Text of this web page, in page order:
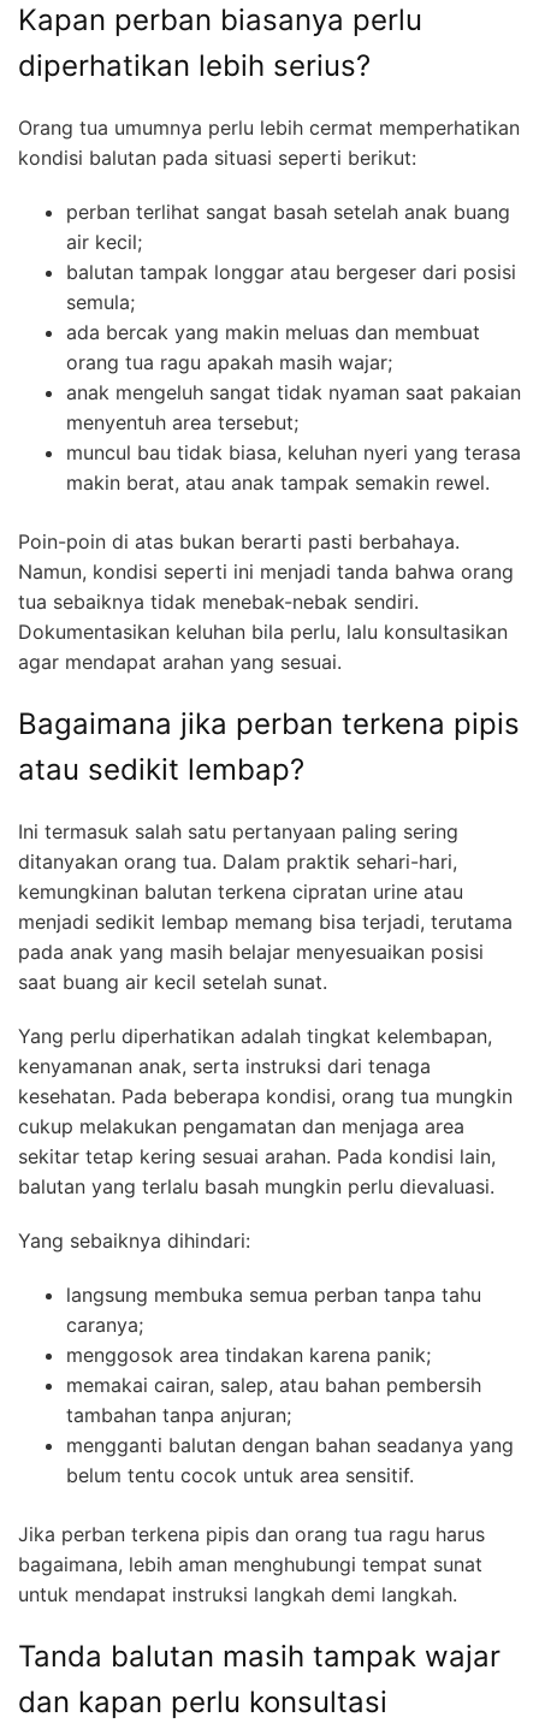
Kapan perban biasanya perlu
diperhatikan lebih serius?
Orang tua umumnya perlu lebih cermat memperhatikan
kondisi balutan pada situasi seperti berikut:
perban terlihat sangat basah setelah anak buang
air kecil;
balutan tampak longgar atau bergeser dari posisi
semula;
ada bercak yang makin meluas dan membuat
orang tua ragu apakah masih wajar;
anak mengeluh sangat tidak nyaman saat pakaian
menyentuh area tersebut;
muncul bau tidak biasa, keluhan nyeri yang terasa
makin berat, atau anak tampak semakin rewel.
Poin-poin di atas bukan berarti pasti berbahaya.
Namun, kondisi seperti ini menjadi tanda bahwa orang
tua sebaiknya tidak menebak-nebak sendiri.
Dokumentasikan keluhan bila perlu, lalu konsultasikan
agar mendapat arahan yang sesuai.
Bagaimana jika perban terkena pipis
atau sedikit lembap?
Ini termasuk salah satu pertanyaan paling sering
ditanyakan orang tua. Dalam praktik sehari-hari,
kemungkinan balutan terkena cipratan urine atau
menjadi sedikit lembap memang bisa terjadi, terutama
pada anak yang masih belajar menyesuaikan posisi
saat buang air kecil setelah sunat.
Yang perlu diperhatikan adalah tingkat kelembapan,
kenyamanan anak, serta instruksi dari tenaga
kesehatan. Pada beberapa kondisi, orang tua mungkin
cukup melakukan pengamatan dan menjaga area
sekitar tetap kering sesuai arahan. Pada kondisi lain,
balutan yang terlalu basah mungkin perlu dievaluasi.
Yang sebaiknya dihindari:
langsung membuka semua perban tanpa tahu
caranya;
menggosok area tindakan karena panik;
memakai cairan, salep, atau bahan pembersih
tambahan tanpa anjuran;
mengganti balutan dengan bahan seadanya yang
belum tentu cocok untuk area sensitif.
Jika perban terkena pipis dan orang tua ragu harus
bagaimana, lebih aman menghubungi tempat sunat
untuk mendapat instruksi langkah demi langkah.
Tanda balutan masih tampak wajar
dan kapan perlu konsultasi